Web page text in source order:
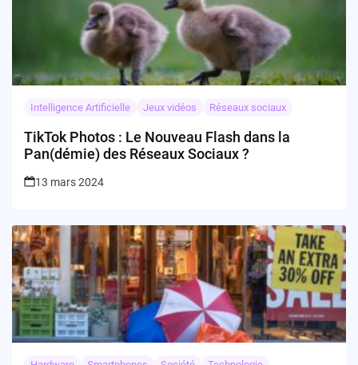
Intelligence Artificielle Jeux vidéos Réseaux sociaux
TikTok Photos : Le Nouveau Flash dans la
Pan(démie) des Réseaux Sociaux ?
13 mars 2024